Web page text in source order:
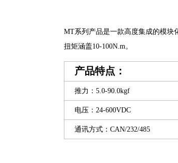
MT系列产品是一款高度集成的模块
扭矩涵盖10-100N.m。
产品特点：
推力：5.0-90.0kgf
电压：24-600VDC
通讯方式：CAN/232/485